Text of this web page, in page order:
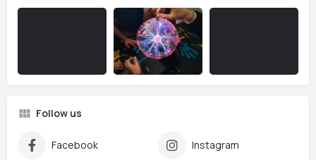
Follow us
Facebook Instagram